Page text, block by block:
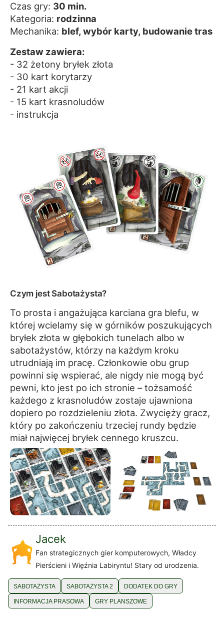
Czas gry: 30 min.
Kategoria: rodzinna
Mechanika: blef, wybór karty, budowanie tras
Zestaw zawiera:
- 32 żetony bryłek złota
- 30 kart korytarzy
- 21 kart akcji
- 15 kart krasnoludów
- instrukcja
Czym jest Sabotażysta?
To prosta i angażująca karciana gra blefu, w
której wcielamy się w górników poszukujących
bryłek złota w głębokich tunelach albo w
sabotażystów, którzy na każdym kroku
utrudniają im pracę. Członkowie obu grup
powinni się wspierać, ale nigdy nie mogą być
pewni, kto jest po ich stronie – tożsamość
każdego z krasnoludów zostaje ujawniona
dopiero po rozdzieleniu złota. Zwycięży gracz,
który po zakończeniu trzeciej rundy będzie
miał najwięcej bryłek cennego kruszcu.
Jacek
Fan strategicznych gier komputerowych, Władcy
Pierścieni i Więźnia Labiryntu! Stary od urodzenia.
SABOTAŻYSTA SABOTAŻYSTA 2 DODATEK DO GRY
INFORMACJA PRASOWA GRY PLANSZOWE